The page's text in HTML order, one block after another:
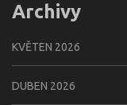
Archivy
KVĚTEN 2026
DUBEN 2026